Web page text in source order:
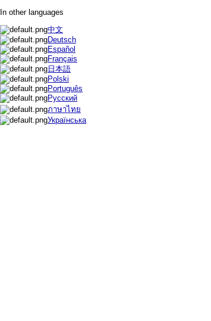
In other languages
中文
Deutsch
Español
Français
日本語
Polski
Português
Русский
ภาษาไทย
Українська